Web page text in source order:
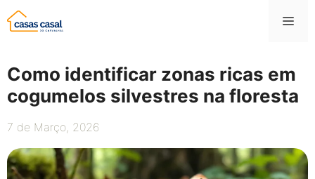
Saltar
para
Como identificar zonas ricas em
cogumelos silvestres na floresta
7 de Março, 2026